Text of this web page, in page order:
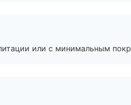
или с минимальным